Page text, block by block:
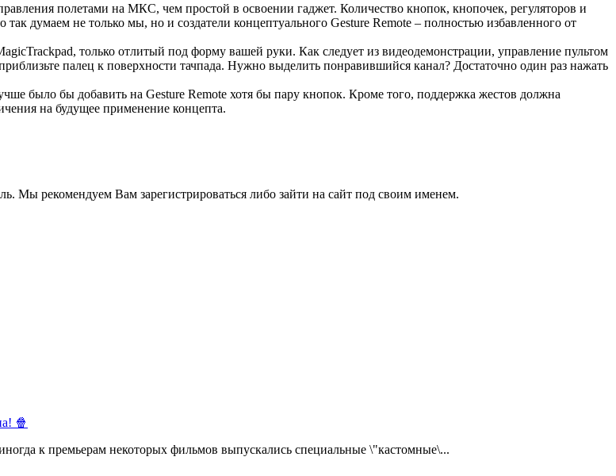
полетами на МКС, чем простой в освоении гаджет. Количество кнопок, кнопочек, регуляторов и
думаем не только мы, но и создатели концептуального Gesture Remote – полностью избавленного от
только отлитый под форму вашей руки. Как следует из видеодемонстрации, управление пультом
палец к поверхности тачпада. Нужно выделить понравившийся канал? Достаточно один раз нажать
было бы добавить на Gesture Remote хотя бы пару кнопок. Кроме того, поддержка жестов должна
на будущее применение концепта.
Мы рекомендуем Вам зарегистрироваться либо зайти на сайт под своим именем.
🍿
к премьерам некоторых фильмов выпускались специальные \"кастомные\...